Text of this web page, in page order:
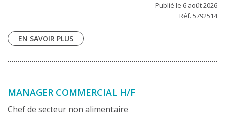
Publié le 6 août 2026
Réf. 5792514
EN SAVOIR PLUS
MANAGER COMMERCIAL H/F
Chef de secteur non alimentaire